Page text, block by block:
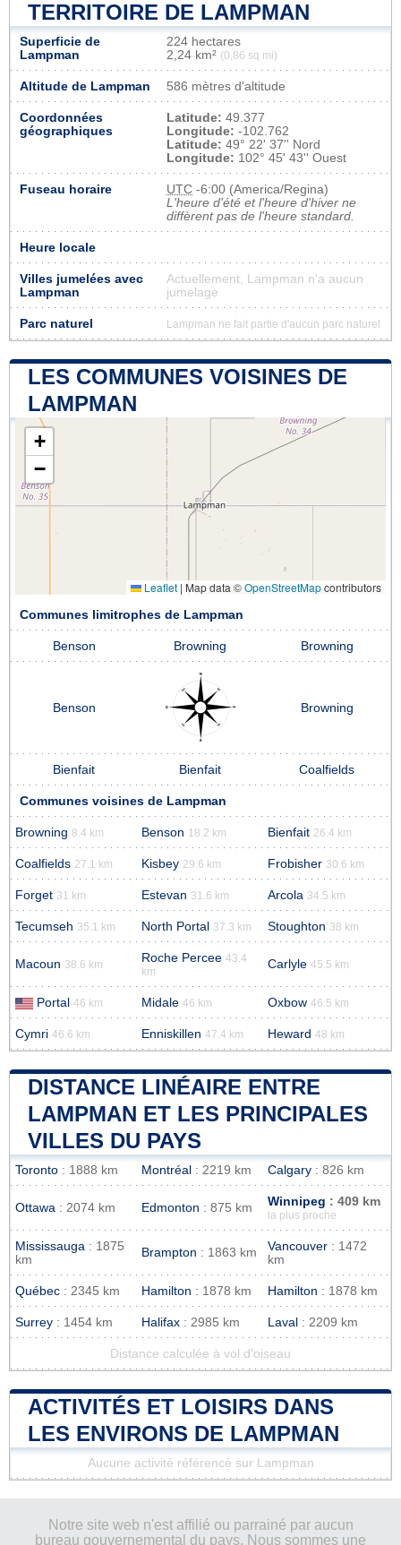
TERRITOIRE DE LAMPMAN
Superficie de
Lampman
224 hectares
2,24 km² (0,86 sq mi)
Altitude de Lampman 586 mètres d'altitude
Coordonnées
géographiques
Latitude: 49.377
Longitude: -102.762
Latitude: 49° 22' 37'' Nord
Longitude: 102° 45' 43'' Ouest
Fuseau horaire UTC -6:00 (America/Regina)
L'heure d'été et l'heure d'hiver ne
diffèrent pas de l'heure standard.
Heure locale
Villes jumelées avec
Lampman
Actuellement, Lampman n'a aucun
jumelage
Parc naturel Lampman ne fait partie d'aucun parc naturel
LES COMMUNES VOISINES DE
LAMPMAN
+
−
Leaflet | Map data ©OpenStreetMapcontributors
Communes limitrophes de Lampman
Benson Browning Browning
Benson Browning
Bienfait Bienfait Coalfields
Communes voisines de Lampman
Browning 8.4 km Benson 18.2 km Bienfait 26.4 km
Coalfields 27.1 km Kisbey 29.6 km Frobisher 30.6 km
Forget 31 km Estevan 31.6 km Arcola 34.5 km
Tecumseh 35.1 km North Portal 37.3 km Stoughton 38 km
Macoun 38.6 km Roche Percee 43.4
km
Carlyle 45.5 km
Portal 46 km Midale 46 km Oxbow 46.5 km
Cymri 46.6 km Enniskillen 47.4 km Heward 48 km
DISTANCE LINÉAIRE ENTRE
LAMPMAN ET LES PRINCIPALES
VILLES DU PAYS
Toronto : 1888 km Montréal : 2219 km Calgary : 826 km
Ottawa : 2074 km Edmonton : 875 km Winnipeg : 409 km
la plus proche
Mississauga : 1875
km
Brampton : 1863 km Vancouver : 1472
km
Québec : 2345 km Hamilton : 1878 km Hamilton : 1878 km
Surrey : 1454 km Halifax : 2985 km Laval : 2209 km
Distance calculée à vol d'oiseau
ACTIVITÉS ET LOISIRS DANS
LES ENVIRONS DE LAMPMAN
Aucune activité référencé sur Lampman
Notre site web n'est affilié ou parrainé par aucun
bureau gouvernemental du pays. Nous sommes une